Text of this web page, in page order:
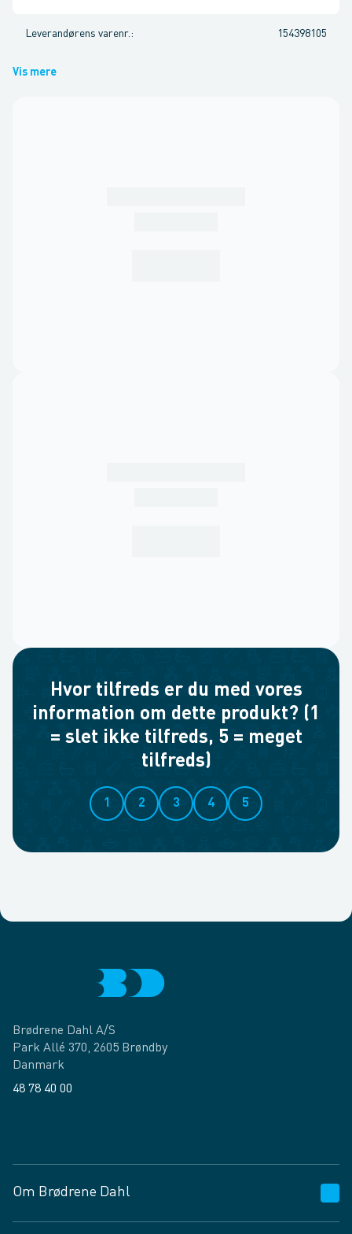
Leverandørens varenr. : 154398105
Vis mere
Hvor tilfreds er du med vores
information om dette produkt? (1
= slet ikke tilfreds, 5 = meget
tilfreds)
1 2 3 4 5
Brødrene Dahl A/S
Park Allé 370, 2605 Brøndby
Danmark
48 78 40 00
Om Brødrene Dahl